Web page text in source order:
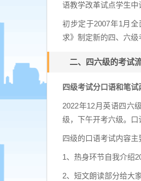
语教学改革试点学生中
初步定于2007年1月
求》制定新的四、六级
二、四六级的考试
四级考试分口语和笔试
2022年12月英语四六
级，下午开考六级。口
四级的口语考试内容主
1、热身环节自我介绍
2、短文朗读部分给大